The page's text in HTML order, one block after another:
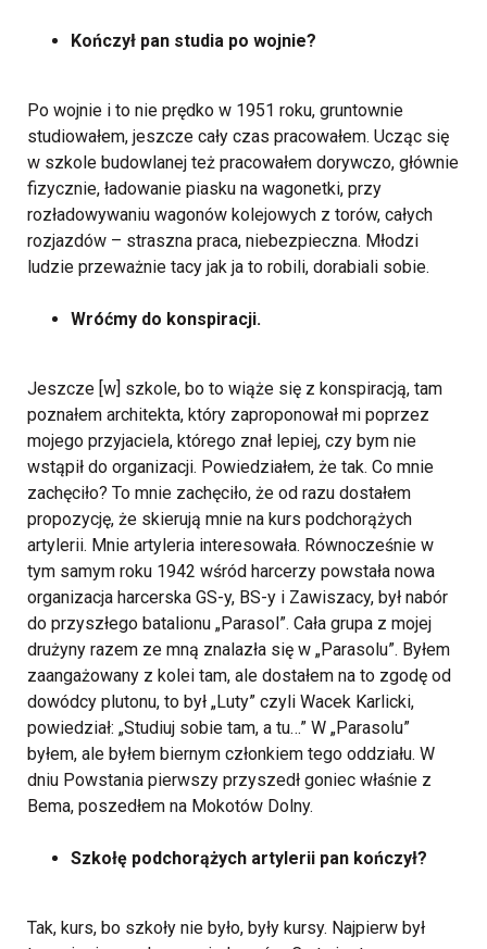
Kończył pan studia po wojnie?
Po wojnie i to nie prędko w 1951 roku, gruntownie
studiowałem, jeszcze cały czas pracowałem. Ucząc się
w szkole budowlanej też pracowałem dorywczo, głównie
fizycznie, ładowanie piasku na wagonetki, przy
rozładowywaniu wagonów kolejowych z torów, całych
rozjazdów – straszna praca, niebezpieczna. Młodzi
ludzie przeważnie tacy jak ja to robili, dorabiali sobie.
Wróćmy do konspiracji.
Jeszcze [w] szkole, bo to wiąże się z konspiracją, tam
poznałem architekta, który zaproponował mi poprzez
mojego przyjaciela, którego znał lepiej, czy bym nie
wstąpił do organizacji. Powiedziałem, że tak. Co mnie
zachęciło? To mnie zachęciło, że od razu dostałem
propozycję, że skierują mnie na kurs podchorążych
artylerii. Mnie artyleria interesowała. Równocześnie w
tym samym roku 1942 wśród harcerzy powstała nowa
organizacja harcerska GS-y, BS-y i Zawiszacy, był nabór
do przyszłego batalionu „Parasol”. Cała grupa z mojej
drużyny razem ze mną znalazła się w „Parasolu”. Byłem
zaangażowany z kolei tam, ale dostałem na to zgodę od
dowódcy plutonu, to był „Luty” czyli Wacek Karlicki,
powiedział: „Studiuj sobie tam, a tu…” W „Parasolu”
byłem, ale byłem biernym członkiem tego oddziału. W
dniu Powstania pierwszy przyszedł goniec właśnie z
Bema, poszedłem na Mokotów Dolny.
Szkołę podchorążych artylerii pan kończył?
Tak, kurs, bo szkoły nie było, były kursy. Najpierw był